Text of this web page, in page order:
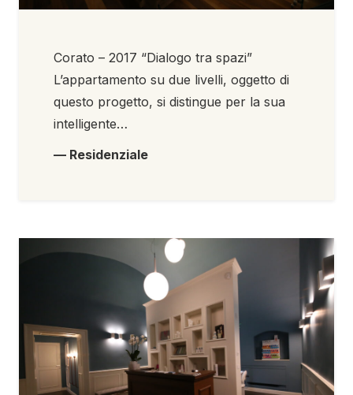
Corato – 2017 “Dialogo tra spazi”
L’appartamento su due livelli, oggetto di
questo progetto, si distingue per la sua
intelligente…
— Residenziale